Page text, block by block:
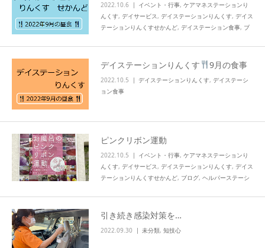
2022.10.6 イベント・行事, ケアマネステーションり
んくす, デイサービス, デイステーションりんくす, デイス
テーションりんくすせかんど, デイステーション食事, ブ
デイステーションりんくす 9月の食事
2022.10.5 デイステーションりんくす, デイステーシ
ョン食事
ピンクリボン運動
2022.10.5 イベント・行事, ケアマネステーションり
んくす, デイサービス, デイステーションりんくす, デイス
テーションりんくすせかんど, ブログ, ヘルパーステーシ
引き続き感染対策を…
2022.09.30 未分類, 知技心
求人情報